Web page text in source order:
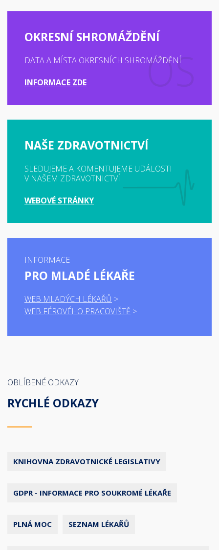
OKRESNÍ SHROMÁŽDĚNÍ
DATA A MÍSTA OKRESNÍCH SHROMÁŽDĚNÍ
INFORMACE ZDE
NAŠE ZDRAVOTNICTVÍ
SLEDUJEME A KOMENTUJEME UDÁLOSTI
V NAŠEM ZDRAVOTNICTVÍ
WEBOVÉ STRÁNKY
INFORMACE
PRO MLADÉ LÉKAŘE
WEB MLADÝCH LÉKAŘŮ
WEB FÉROVÉHO PRACOVIŠTĚ
OBLÍBENÉ ODKAZY
RYCHLÉ ODKAZY
KNIHOVNA ZDRAVOTNICKÉ LEGISLATIVY
GDPR - INFORMACE PRO SOUKROMÉ LÉKAŘE
PLNÁ MOC SEZNAM LÉKAŘŮ